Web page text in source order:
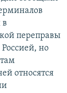
в
переправы
но
относятся